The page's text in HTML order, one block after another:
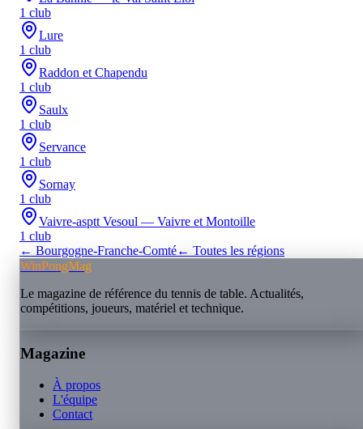
1 club
Lure
1 club
Raddon et Chapendu
1 club
Saulx
1 club
Servance
1 club
Sornay
1 club
Vaivre-asptt Vesoul — Vaivre et Montoille
1 club
← Bourgogne-Franche-Comté← Toutes les régions
WinPongMag
Le magazine de référence du tennis de table. Actualités,
compétitions, joueurs, matériel et technique.
Magazine
À propos
L'équipe
Contact